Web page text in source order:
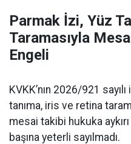
Parmak İzi, Yüz
Taramasıyla
Engeli
KVKK’nın 2026/921
tanıma, iris ve retina
mesai takibi hukuka aykırı
başına yeterli sayılmadı.